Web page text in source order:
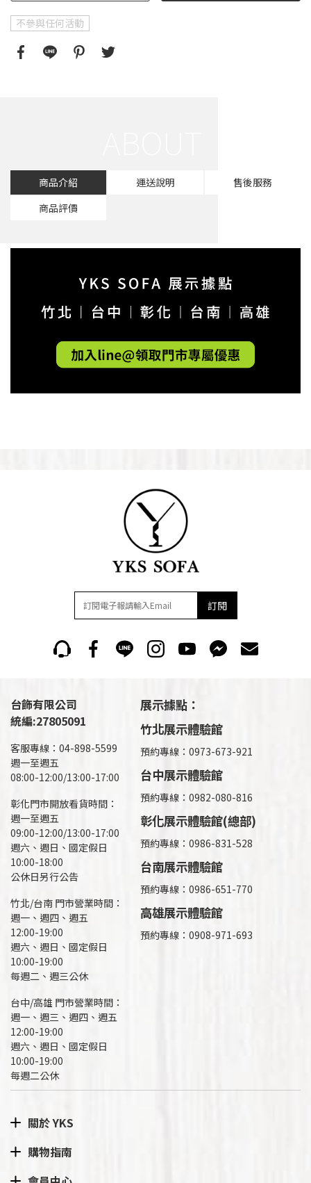
不參與任何活動
商品介紹 運送說明
售後服務
商品評價
訂閱
台飾有限公司
統編:27805091
客服專線：04-898-5599
週一至週五
08:00-12:00/13:00-17:00
彰化門市開放看貨時間：
週一至週五
09:00-12:00/13:00-17:00
週六、週日、國定假日
10:00-18:00
公休日另行公告
竹北/台南 門市營業時間：
週一、週四、週五
12:00-19:00
週六、週日、國定假日
10:00-19:00
每週二、週三公休
台中/高雄 門市營業時間：
週一、週三、週四、週五
12:00-19:00
週六、週日、國定假日
10:00-19:00
每週二公休
展示據點：
竹北展示體驗館
預約專線：0973-673-921
台中展示體驗館
預約專線：0982-080-816
彰化展示體驗館(總部)
預約專線： 0986-831-528
台南展示體驗館
預約專線：0986-651-770
高雄展示體驗館
預約專線： 0908-971-693
關於 YKS
購物指南